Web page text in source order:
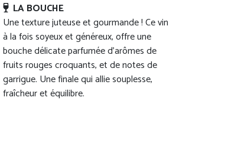
LA BOUCHE
Une texture juteuse et gourmande ! Ce vin
à la fois soyeux et généreux, offre une
bouche délicate parfumée d’arômes de
fruits rouges croquants, et de notes de
garrigue. Une finale qui allie souplesse,
fraîcheur et équilibre.